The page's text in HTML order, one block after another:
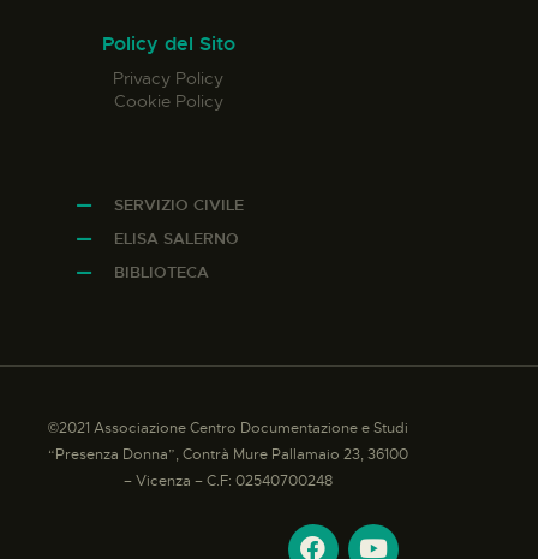
Policy del Sito
Privacy Policy
Cookie Policy
SERVIZIO CIVILE
ELISA SALERNO
BIBLIOTECA
©2021 Associazione Centro Documentazione e Studi
“Presenza Donna”, Contrà Mure Pallamaio 23, 36100
– Vicenza – C.F: 02540700248